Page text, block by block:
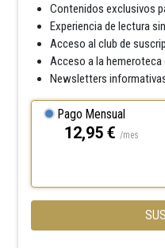
Contenidos exclusivos
Experiencia de lectura
Acceso al club de
Acceso a la hemeroteca
Newsletters
Pago Mensual
12,95 € /mes